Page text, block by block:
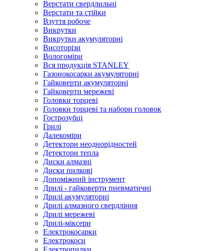
Верстати свердлильні
Верстати та стійки
Взуття робоче
Викрутки
Викрутки акумуляторні
Висоторізи
Вологоміри
Вся продукція STANLEY
Газонокосарки акумуляторні
Гайковерти акумуляторні
Гайковерти мережеві
Головки торцеві
Головки торцеві та набори головок
Гострозубці
Грилі
Далекоміри
Детектори неоднорідностей
Детектори тепла
Диски алмазні
Диски пилкові
Допоміжний інструмент
Дрилі - гайковерти пневматичні
Дрилі акумуляторні
Дрилі алмазного свердління
Дрилі мережеві
Дрилі-міксери
Електрокосарки
Електрокоси
Електропилки